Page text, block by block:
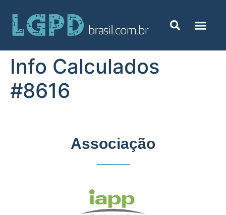
Info Calculados
#8616
Associação